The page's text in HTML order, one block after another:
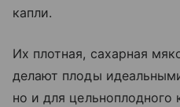
капли.
Их плотная, сахарная
делают плоды
но и для